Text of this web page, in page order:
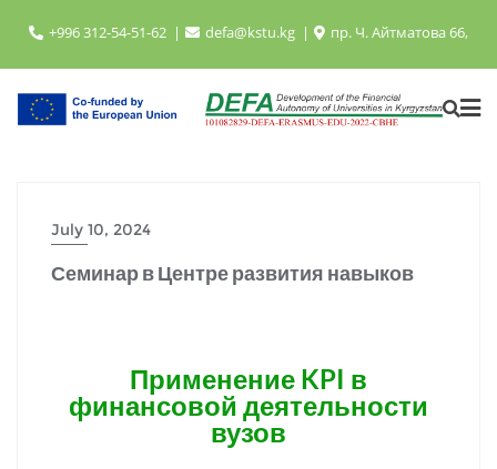
+996 312-54-51-62 defa@kstu.kg пр. Ч. Айтматова 66,
July 10, 2024
Семинар в Центре развития навыков
Применение KPI в
финансовой деятельности
вузов